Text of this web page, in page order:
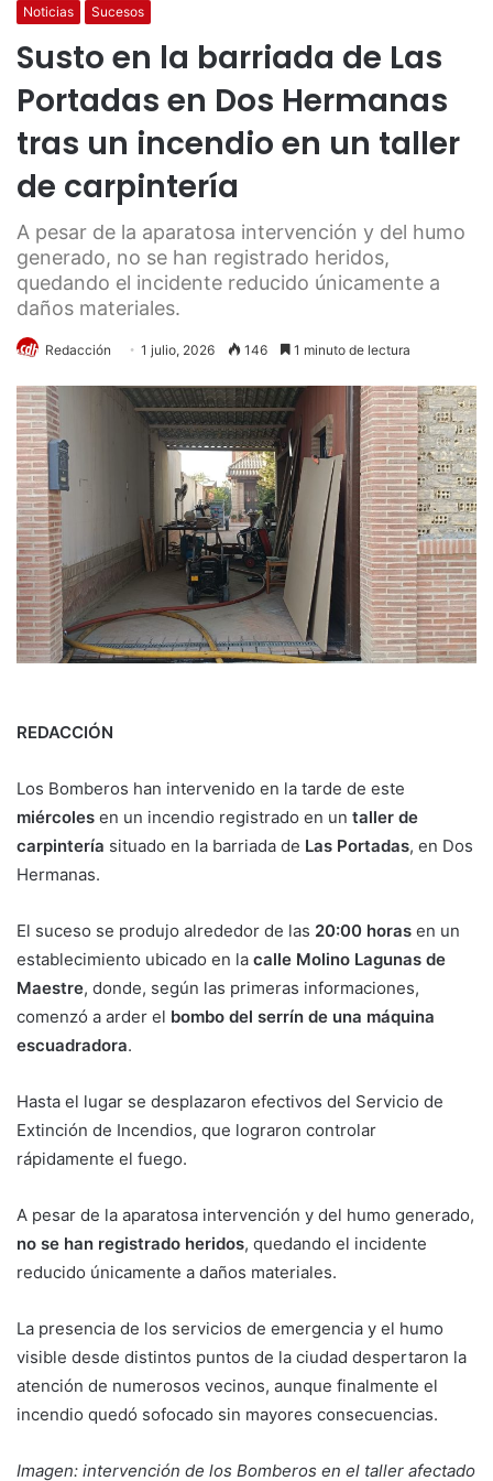
Noticias Sucesos
Susto en la barriada de Las
Portadas en Dos Hermanas
tras un incendio en un taller
de carpintería
A pesar de la aparatosa intervención y del humo
generado, no se han registrado heridos,
quedando el incidente reducido únicamente a
daños materiales.
Redacción 1 julio, 2026 146 1 minuto de lectura
REDACCIÓN
Los Bomberos han intervenido en la tarde de este
miércoles en un incendio registrado en un taller de
carpintería situado en la barriada de Las Portadas, en Dos
Hermanas.
El suceso se produjo alrededor de las 20:00 horas en un
establecimiento ubicado en la calle Molino Lagunas de
Maestre, donde, según las primeras informaciones,
comenzó a arder el bombo del serrín de una máquina
escuadradora.
Hasta el lugar se desplazaron efectivos del Servicio de
Extinción de Incendios, que lograron controlar
rápidamente el fuego.
A pesar de la aparatosa intervención y del humo generado,
no se han registrado heridos, quedando el incidente
reducido únicamente a daños materiales.
La presencia de los servicios de emergencia y el humo
visible desde distintos puntos de la ciudad despertaron la
atención de numerosos vecinos, aunque finalmente el
incendio quedó sofocado sin mayores consecuencias.
Imagen: intervención de los Bomberos en el taller afectado